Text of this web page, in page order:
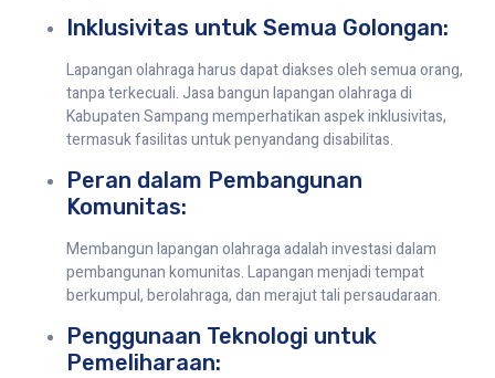
Inklusivitas untuk Semua Golongan:
Lapangan olahraga harus dapat diakses oleh semua orang,
tanpa terkecuali. Jasa bangun lapangan olahraga di
Kabupaten Sampang memperhatikan aspek inklusivitas,
termasuk fasilitas untuk penyandang disabilitas.
Peran dalam Pembangunan
Komunitas:
Membangun lapangan olahraga adalah investasi dalam
pembangunan komunitas. Lapangan menjadi tempat
berkumpul, berolahraga, dan merajut tali persaudaraan.
Penggunaan Teknologi untuk
Pemeliharaan: